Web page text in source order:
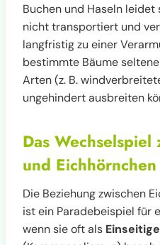
Buchen und Haseln leidet
nicht transportiert und
langfristig zu einer
bestimmte Bäume
Arten (z. B.
ungehindert ausbreiten
Das Wechselspiel
und Eichhörnchen
Die Beziehung zwischen
ist ein Paradebeispiel für
wenn sie oft als